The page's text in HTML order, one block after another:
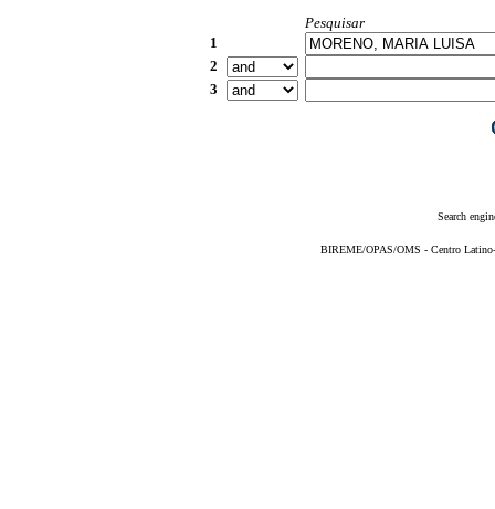
Pesquisar
1
2
3
Search
BIREME/OPAS/OMS - Centro Latino-